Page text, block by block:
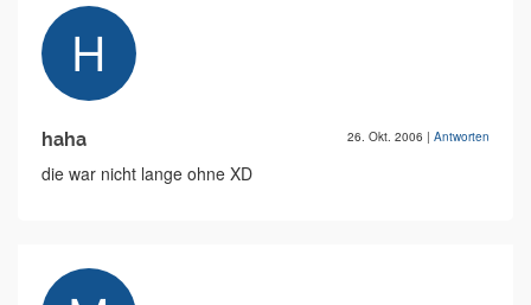
haha 26. Okt. 2006 | Antworten
die war nicht lange ohne XD